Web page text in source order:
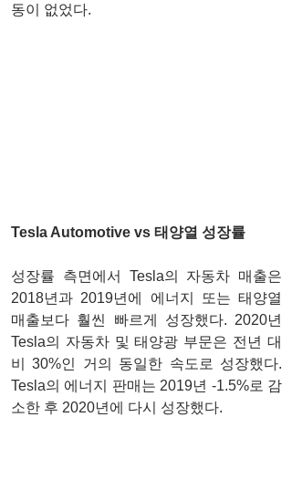
동이 없었다.
Tesla Automotive vs 태양열 성장률
성장률 측면에서 Tesla의 자동차 매출은
2018년과 2019년에 에너지 또는 태양열
매출보다 훨씬 빠르게 성장했다. 2020년
Tesla의 자동차 및 태양광 부문은 전년 대
비 30%인 거의 동일한 속도로 성장했다.
Tesla의 에너지 판매는 2019년 -1.5%로 감
소한 후 2020년에 다시 성장했다.